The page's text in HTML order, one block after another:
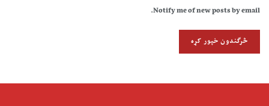
Notify me of new posts by email.